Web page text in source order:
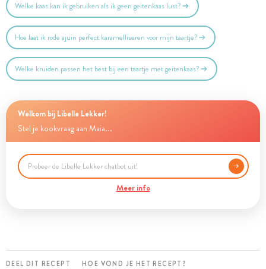
Welke kaas kan ik gebruiken als ik geen geitenkaas lust?
Hoe laat ik rode ajuin perfect karamelliseren voor mijn taartje?
Welke kruiden passen het best bij een taartje met geitenkaas?
Welkom bij Libelle Lekker!
Stel je kookvraag aan Maia...
Meer info
DEEL DIT RECEPT HOE VOND JE HET RECEPT?